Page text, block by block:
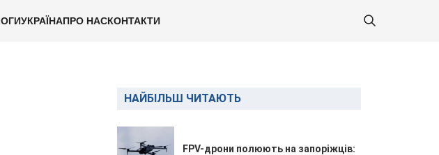
УКРАЇНАПРО НАСКОНТАКТИ
НАЙБІЛЬШ ЧИТАЮТЬ
FPV-дрони полюють на запоріжців: